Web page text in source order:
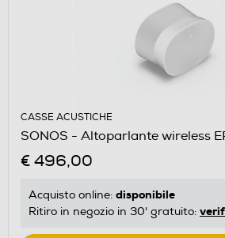
CASSE ACUSTICHE
SONOS - Altoparlante wireless
€ 496,00
Acquisto online: disponibile
Ritiro in negozio in 30' gratuito: